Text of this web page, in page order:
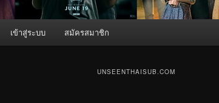
เข้าสู่ระบบ สมัครสมาชิก
UNSEENTHAISUB.COM